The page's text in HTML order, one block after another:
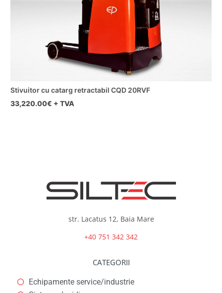
Stivuitor cu catarg retractabil CQD 20RVF
33,220.00€ + TVA
str. Lacatus 12, Baia Mare
+40 751 342 342
CATEGORII
Echipamente service/industrie